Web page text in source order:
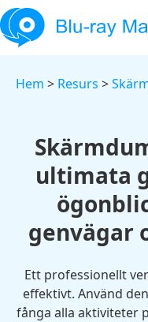
Hem > Resurs >
ultimata
genvägar
Ett professionellt
effektivt. Använd
fånga alla aktiviteter